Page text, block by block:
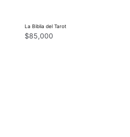
La Biblia del Tarot
$85,000